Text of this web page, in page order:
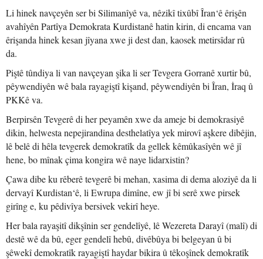
Li hinek navçeyên ser bi Silimanîyê va, nêzikî tixûbî Îran‘ê êrişên
avahîyên Partîya Demokrata Kurdistanê hatin kirin, di encama van
êrişanda hinek kesan jîyana xwe ji dest dan, kaosek metirsîdar rû
da.
Piştê tûndiya li van navçeyan şika li ser Tevgera Gorranê xurtir bû,
pêywendiyên wê bala rayagiştî kişand, pêywendiyên bi Îran, İraq û
PKKê va.
Berpirsên Tevgerê di her peyamên xwe da ameje bi demokrasiyê
dikin, helwesta nepejirandina desthelatîya yek mirovî aşkere dibêjin,
lê belê di hêla tevgerek demokratîk da gellek kêmûkasîyên wê jî
hene, bo mînak çima kongira wê naye lidarxistin?
Çawa dibe ku rêberê tevgerê bi mehan, xasima di dema aloziyê da li
dervayî Kurdistan‘ê, li Ewrupa dimîne, ew jî bi serê xwe pirsek
girîng e, ku pêdivîya bersivek vekirî heye.
Her bala rayaşitî dikşînin ser gendelîyê, lê Wezereta Darayî (malî) di
destê wê da bû, eger gendelî hebû, divêbûya bi belgeyan û bi
şêwekî demokratîk rayagiştî haydar bikira û têkoşînek demokratîk